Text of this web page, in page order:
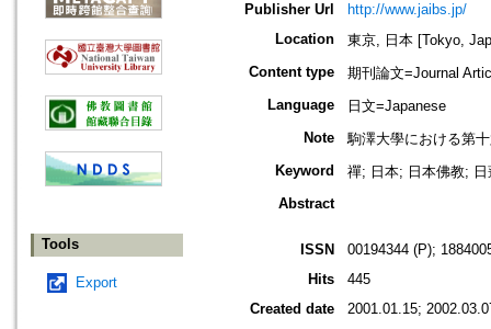
Tools
Export
Publisher Url
http://www.jaibs.jp/
Location
東京, 日本 [Tokyo,
Content type
期刊論文=Journal
Language
日文=Japanese
Note
駒澤大學における第
Keyword
禪; 日本; 日本佛教;
Abstract
ISSN
00194344 (P);
Hits
445
Created date
2001.01.15;